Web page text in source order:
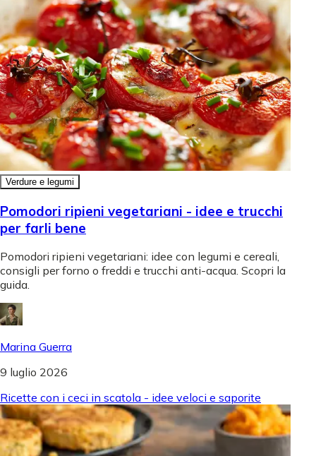
Verdure e legumi
Pomodori ripieni vegetariani - idee e trucchi
per farli bene
Pomodori ripieni vegetariani: idee con legumi e cereali,
consigli per forno o freddi e trucchi anti-acqua. Scopri la
guida.
Marina Guerra
9 luglio 2026
Ricette con i ceci in scatola - idee veloci e saporite